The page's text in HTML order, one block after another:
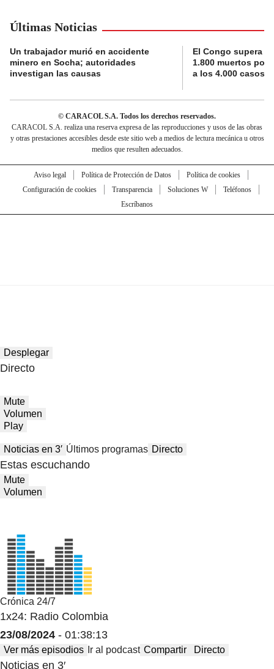
Últimas Noticias
Un trabajador murió en accidente
minero en Socha; autoridades
investigan las causas
El Congo supera
1.800 muertos por
a los 4.000 casos
© CARACOL S.A. Todos los derechos reservados.
CARACOL S.A. realiza una reserva expresa de las reproducciones y usos de las obras
y otras prestaciones accesibles desde este sitio web a medios de lectura mecánica u otros
medios que resulten adecuados.
Aviso legal Política de Protección de Datos
Política de cookies
Configuración de cookies
Transparencia Soluciones W
Teléfonos
Escríbanos
Desplegar
Directo
Mute
Volumen
Play
Noticias en 3′ Últimos programas Directo
Estas escuchando
Mute
Volumen
Crónica 24/7
1x24: Radio Colombia
23/08/2024 - 01:38:13
Ver más episodios Ir al podcast Compartir Directo
Noticias en 3′